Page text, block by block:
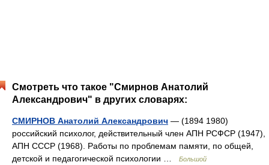
Смотреть что такое "Смирнов Анатолий
Александрович" в других словарях:
СМИРНОВ Анатолий Александрович — (1894 1980)
российский психолог, действительный член АПН РСФСР (1947),
АПН СССР (1968). Работы по проблемам памяти, по общей,
детской и педагогической психологии …
Большой